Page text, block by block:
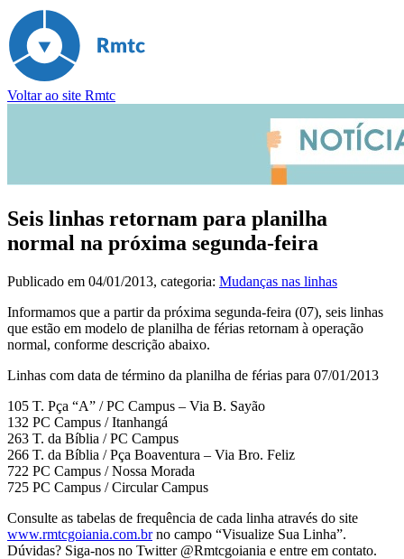
Voltar ao site Rmtc
Seis linhas retornam para planilha
normal na próxima segunda-feira
Publicado em 04/01/2013, categoria: Mudanças nas linhas
Informamos que a partir da próxima segunda-feira (07), seis linhas
que estão em modelo de planilha de férias retornam à operação
normal, conforme descrição abaixo.
Linhas com data de término da planilha de férias para 07/01/2013
105 T. Pça “A” / PC Campus – Via B. Sayão
132 PC Campus / Itanhangá
263 T. da Bíblia / PC Campus
266 T. da Bíblia / Pça Boaventura – Via Bro. Feliz
722 PC Campus / Nossa Morada
725 PC Campus / Circular Campus
Consulte as tabelas de frequência de cada linha através do site
www.rmtcgoiania.com.brno campo “Visualize Sua Linha”.
Dúvidas? Siga-nos no Twitter @Rmtcgoiania e entre em contato.